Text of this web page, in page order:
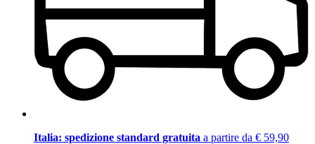
Italia: spedizione standard gratuita a partire da € 59,90